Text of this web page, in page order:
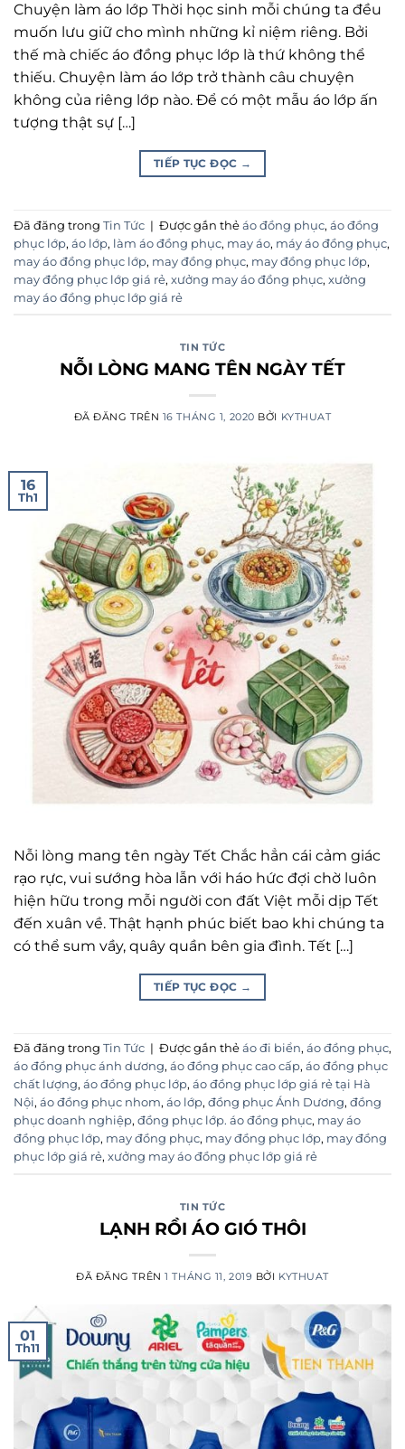
Chuyện làm áo lớp Thời học sinh mỗi chúng ta đều
muốn lưu giữ cho mình những kỉ niệm riêng. Bởi
thế mà chiếc áo đồng phục lớp là thứ không thể
thiếu. Chuyện làm áo lớp trở thành câu chuyện
không của riêng lớp nào. Để có một mẫu áo lớp ấn
tượng thật sự […]
TIẾP TỤC ĐỌC →
Đã đăng trong Tin Tức | Được gắn thẻ áo đồng phục, áo đồng
phục lớp, áo lớp, làm áo đồng phục, may áo, máy áo đồng phục,
may áo đồng phục lớp, may đồng phục, may đồng phục lớp,
may đồng phục lớp giá rẻ, xưởng may áo đồng phục, xưởng
may áo đồng phục lớp giá rẻ
TIN TỨC
NỖI LÒNG MANG TÊN NGÀY TẾT
ĐÃ ĐĂNG TRÊN 16 THÁNG 1, 2020 BỞI KYTHUAT
16
Th1
Nỗi lòng mang tên ngày Tết Chắc hẳn cái cảm giác
rạo rực, vui sướng hòa lẫn với háo hức đợi chờ luôn
hiện hữu trong mỗi người con đất Việt mỗi dịp Tết
đến xuân về. Thật hạnh phúc biết bao khi chúng ta
có thể sum vầy, quây quần bên gia đình. Tết […]
TIẾP TỤC ĐỌC →
Đã đăng trong Tin Tức | Được gắn thẻ áo đi biển, áo đồng phục,
áo đồng phục ánh dương, áo đồng phục cao cấp, áo đồng phục
chất lượng, áo đồng phục lớp, áo đồng phục lớp giá rẻ tại Hà
Nội, áo đồng phục nhom, áo lớp, đồng phục Ánh Dương, đồng
phục doanh nghiệp, đồng phục lớp. áo đồng phục, may áo
đồng phục lớp, may đồng phục, may đồng phục lớp, may đồng
phục lớp giá rẻ, xưởng may áo đồng phục lớp giá rẻ
TIN TỨC
LẠNH RỒI ÁO GIÓ THÔI
ĐÃ ĐĂNG TRÊN1 THÁNG 11, 2019 BỞI KYTHUAT
01
Th11